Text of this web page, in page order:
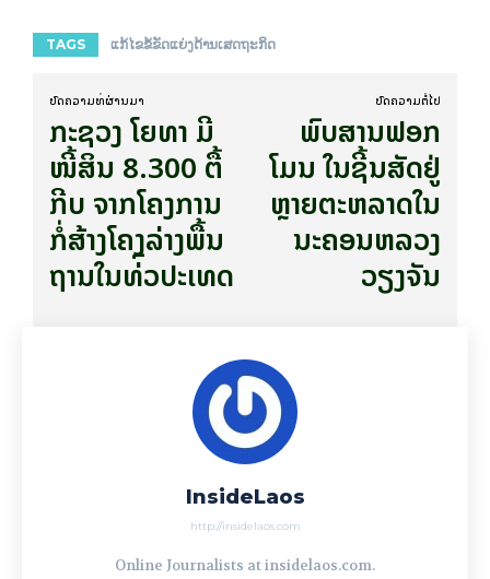
TAGS ແກ້ໄຂຂໍ້ຂັດແຍ່ງດ້ານເສດຖະກິດ
ບົດ​ຄວາມ​ທີ່​ຜ່ານ​ມາ
ກະຊວງ ໂຍທາ ມີ
ໜີ້ສິນ 8.300 ຕື້
ກີບ ຈາກໂຄງການ
ກໍ່ສ້າງໂຄງລ່າງພື້ນ
ຖານໃນທ່ົວປະເທດ
ບົດ​ຄວາມ​ຕໍ່​ໄປ
ພົບສານຟອກ
ໂມນ ໃນຊີ້ນສັດຢູ່
ຫຼາຍຕະຫລາດໃນ
ນະຄອນຫລວງ
ວຽງຈັນ
InsideLaos
http://insidelaos.com
Online Journalists at insidelaos.com.